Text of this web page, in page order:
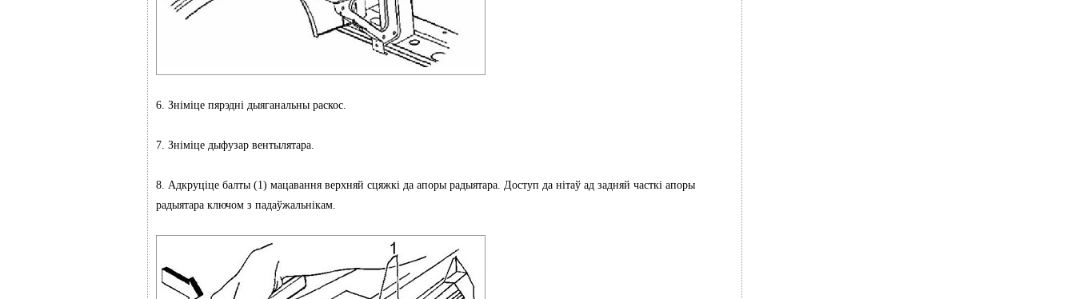
6. Зніміце пярэдні дыяганальны раскос.
7. Зніміце дыфузар вентылятара.
8. Адкруціце балты (1) мацавання верхняй сцяжкі да апоры радыятара. Доступ да нітаў ад задняй часткі апоры
радыятара ключом з падаўжальнікам.